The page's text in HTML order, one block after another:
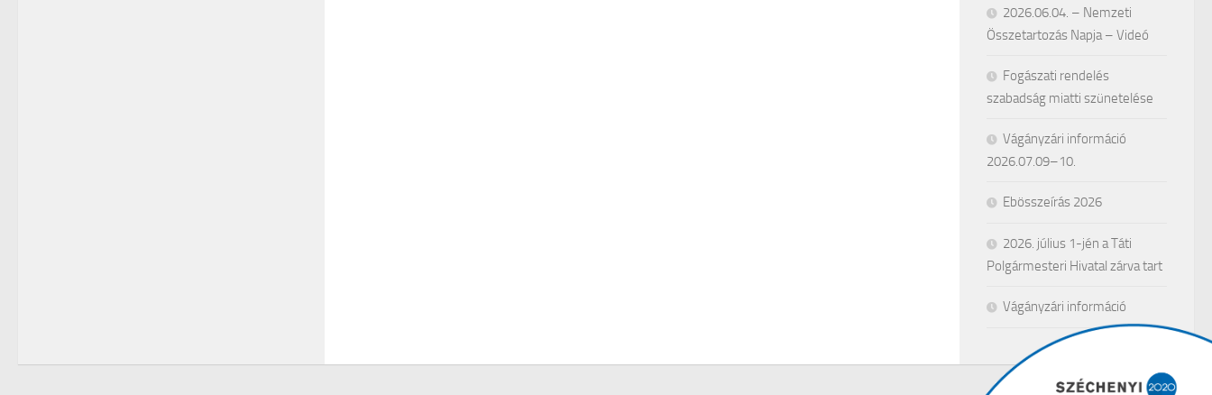
2026.06.04. – Nemzeti
Összetartozás Napja – Videó
Fogászati rendelés
szabadság miatti szünetelése
Vágányzári információ
2026.07.09–10.
Ebösszeírás 2026
2026. július 1-jén a Táti
Polgármesteri Hivatal zárva tart
Vágányzári információ